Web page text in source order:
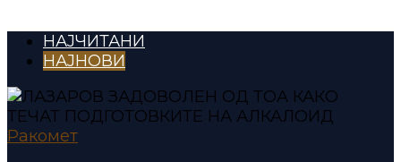
НАЈЧИТАНИ
НАЈНОВИ
Ракомет